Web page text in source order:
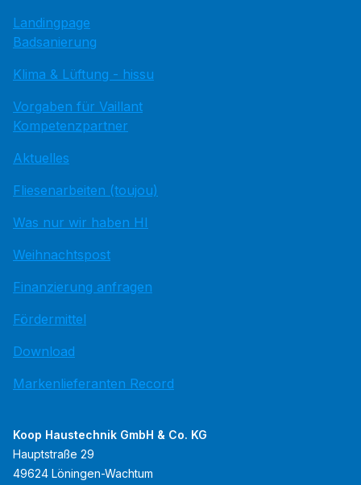
Landingpage
Badsanierung
Klima & Lüftung - hissu
Vorgaben für Vaillant
Kompetenzpartner
Aktuelles
Fliesenarbeiten (toujou)
Was nur wir haben HI
Weihnachtspost
Finanzierung anfragen
Fördermittel
Download
Markenlieferanten Record
Koop Haustechnik GmbH & Co. KG
Hauptstraße 29
49624 Löningen-Wachtum